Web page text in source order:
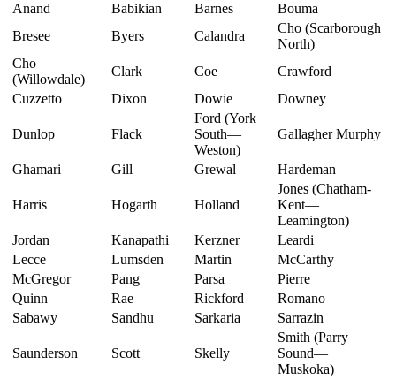
Anand Babikian Barnes
Bouma
Bresee
Byers Calandra
Cho (Scarborough
North)
Cho
(Willowdale)
Clark Coe
Crawford
Cuzzetto
Dixon Dowie Downey
Dunlop Flack
Ford (York
South—
Weston)
Gallagher Murphy
Ghamari Gill Grewal Hardeman
Harris Hogarth Holland
Jones (Chatham-
Kent—
Leamington)
Jordan
Kanapathi Kerzner
Leardi
Lecce
Lumsden Martin
McCarthy
McGregor
Pang Parsa
Pierre
Quinn
Rae Rickford
Romano
Sabawy
Sandhu Sarkaria Sarrazin
Saunderson Scott Skelly
Smith (Parry
Sound—
Muskoka)